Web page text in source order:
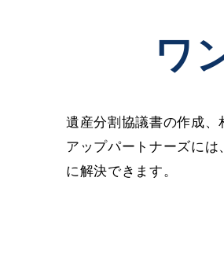
ワ
遺産分割協議書の作成、
アップパートナーズに
に解決できます。